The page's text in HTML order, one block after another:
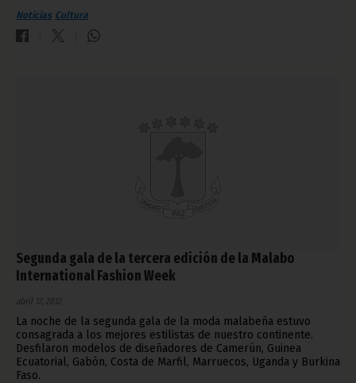
Noticias Cultura
Segunda gala de la tercera edición de la Malabo
International Fashion Week
abril 17, 2012
La noche de la segunda gala de la moda malabeña estuvo
consagrada a los mejores estilistas de nuestro continente.
Desfilaron modelos de diseñadores de Camerún, Guinea
Ecuatorial, Gabón, Costa de Marfil, Marruecos, Uganda y Burkina
Faso.